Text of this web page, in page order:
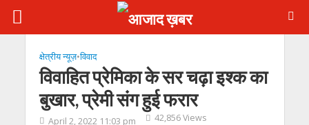
क्षेत्रीय न्यूज़•विवाद
विवाहित प्रेमिका के सर चढ़ा इश्क का
बुखार, प्रेमी संग हुई फरार
April 2, 2022 11:03 pm
42,856 Views